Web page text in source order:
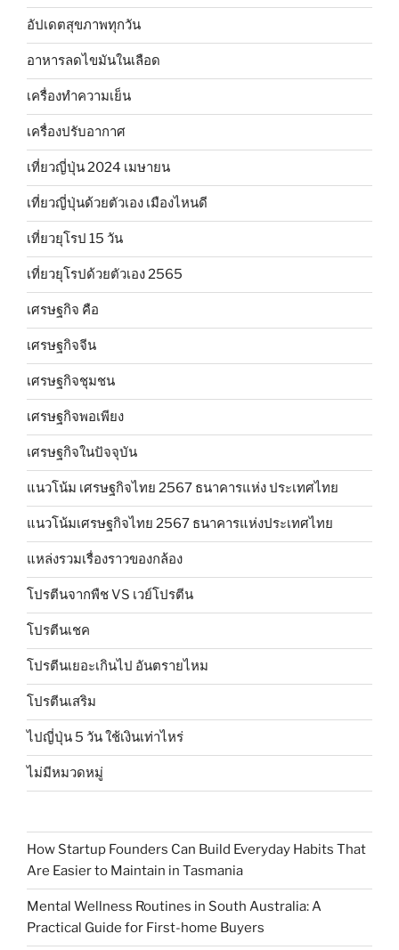
อัปเดตสุขภาพทุกวัน
อาหารลดไขมันในเลือด
เครื่องทำความเย็น
เครื่องปรับอากาศ
เที่ยวญี่ปุ่น 2024 เมษายน
เที่ยวญี่ปุ่นด้วยตัวเอง เมืองไหนดี
เที่ยวยุโรป 15 วัน
เที่ยวยุโรปด้วยตัวเอง 2565
เศรษฐกิจ คือ
เศรษฐกิจจีน
เศรษฐกิจชุมชน
เศรษฐกิจพอเพียง
เศรษฐกิจในปัจจุบัน
แนวโน้ม เศรษฐกิจไทย 2567 ธนาคารแห่ง ประเทศไทย
แนวโน้มเศรษฐกิจไทย 2567 ธนาคารแห่งประเทศไทย
แหล่งรวมเรื่องราวของกล้อง
โปรตีนจากพืช VS เวย์โปรตีน
โปรตีนเชค
โปรตีนเยอะเกินไป อันตรายไหม
โปรตีนเสริม
ไปญี่ปุ่น 5 วัน ใช้เงินเท่าไหร่
ไม่มีหมวดหมู่
How Startup Founders Can Build Everyday Habits That
Are Easier to Maintain in Tasmania
Mental Wellness Routines in South Australia: A
Practical Guide for First-home Buyers